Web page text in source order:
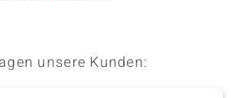
unsere Kunden: